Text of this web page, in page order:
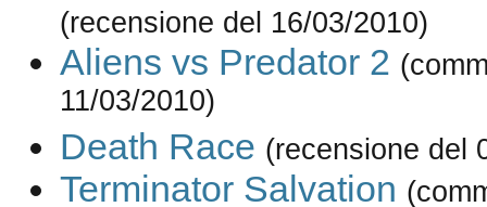
(recensione del 16/03/2010)
Aliens vs Predator 2
11/03/2010)
Death Race (recensione del
Terminator Salvation